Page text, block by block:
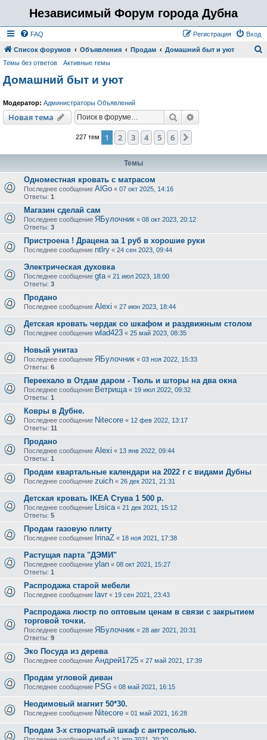
Независимый Форум города Дубна
FAQ Вход
Регистрация
Список форумов Объявления Продам Домашний быт и уют
Темы без ответов Активные темы
Домашний быт и уют
Модератор: Администраторы Объявлений
Новая тема Поиск
227 тем 1 2 3 4 5 6
Темы
Одноместная кровать с матрасом
Последнее сообщение AlGo « 07 окт 2025, 14:16
Ответы: 1
Магазин сделай сам
Последнее сообщение ЯБулочник « 08 окт 2023, 20:12
Ответы: 3
Пристроена ! Драцена за 1 руб в хорошие руки
Последнее сообщение ntlry « 24 сен 2023, 09:44
Электрическая духовка
Последнее сообщение gta « 21 июл 2023, 18:00
Ответы: 3
Продано
Последнее сообщение Alexi « 27 июн 2023, 18:44
Детская кровать чердак со шкафом и раздвижным столом
Последнее сообщение wlad423 « 25 май 2023, 08:35
Новый унитаз
Последнее сообщение ЯБулочник « 03 ноя 2022, 15:33
Ответы: 6
Переехало в Отдам даром - Тюль и шторы на два окна
Последнее сообщение Ветрища « 19 июл 2022, 09:32
Ответы: 1
Ковры в Дубне.
Последнее сообщение Nitecore « 12 фев 2022, 13:17
Ответы: 11
Продано
Последнее сообщение Alexi « 13 янв 2022, 09:44
Ответы: 1
Продам квартальные календари на 2022 г с видами Дубны
Последнее сообщение zuich « 26 дек 2021, 21:31
Детская кровать IKEA Стува 1 500 р.
Последнее сообщение Lisica « 21 дек 2021, 15:12
Ответы: 5
Продам газовую плиту
Последнее сообщение IrinaZ « 18 ноя 2021, 17:38
Растущая парта "ДЭМИ"
Последнее сообщение ylan « 08 окт 2021, 15:27
Ответы: 1
Распродажа старой мебели
Последнее сообщение lavr « 19 сен 2021, 23:43
Распродажа люстр по оптовым ценам в связи с закрытием
торговой точки.
Последнее сообщение ЯБулочник « 28 авг 2021, 20:31
Ответы: 9
Эко Посуда из дерева
Последнее сообщение Андрей1725 « 27 май 2021, 17:39
Продам угловой диван
Последнее сообщение PSG « 08 май 2021, 16:15
Неодимовый магнит 50*30.
Последнее сообщение Nitecore « 01 май 2021, 16:28
Продам 3-х створчатый шкаф с антресолью.